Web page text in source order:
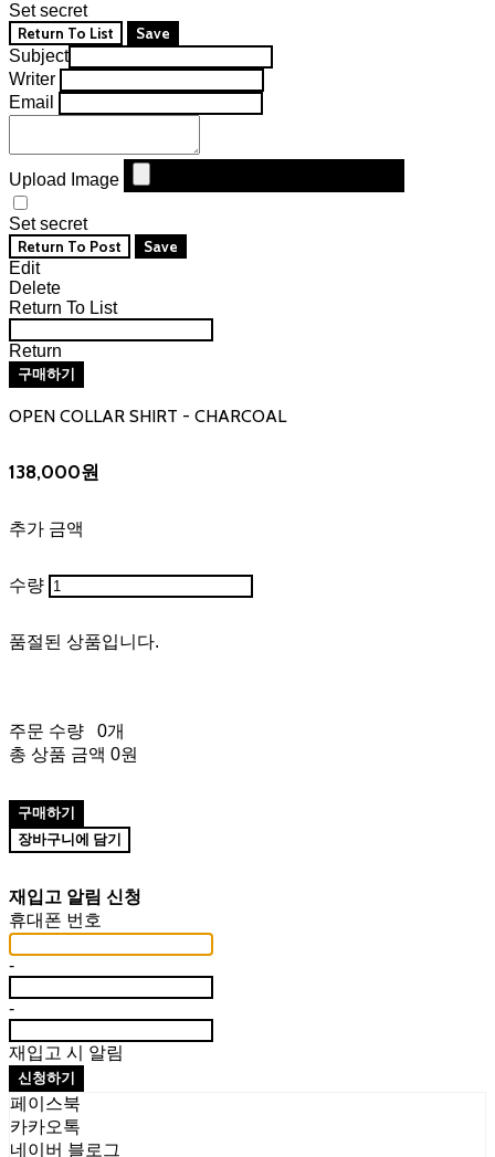
Set secret
Return To List Save
Subject
Writer
Email
Upload Image
Set secret
Return To Post Save
Edit
Delete
Return To List
Return
구매하기
OPEN COLLAR SHIRT - CHARCOAL
138,000원
추가 금액
수량
품절된 상품입니다.
주문 수량
0개
총 상품 금액 0원
구매하기
장바구니에 담기
재입고 알림 신청
휴대폰 번호
-
-
재입고 시 알림
신청하기
페이스북
카카오톡
네이버 블로그